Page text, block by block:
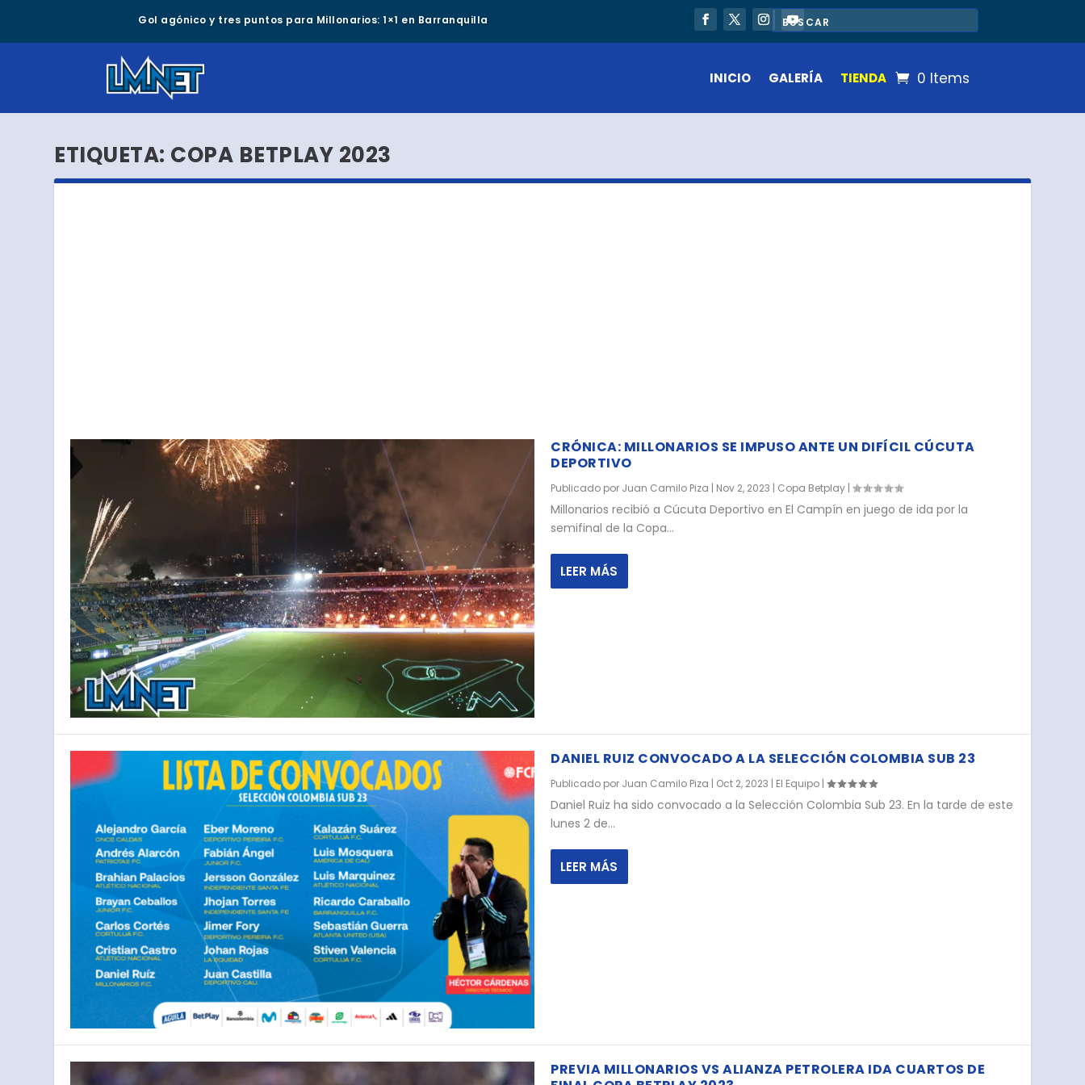
Gol agónico y tres puntos para Millonarios: 1×1 en Barranquilla
INICIO GALERÍA TIENDA 0 Items
ETIQUETA: COPA BETPLAY 2023
CRÓNICA: MILLONARIOS SE IMPUSO ANTE UN DIFÍCIL CÚCUTA
DEPORTIVO
Publicado por Juan Camilo Piza | Nov 2, 2023 | Copa Betplay |
Millonarios recibió­ a Cúcuta Deportivo en El Campí­n en juego de ida por la
semifinal de la Copa...
LEER MÁS
DANIEL RUIZ CONVOCADO A LA SELECCIÓN COLOMBIA SUB 23
Publicado por Juan Camilo Piza | Oct 2, 2023 | El Equipo |
Daniel Ruiz ha sido convocado a la Selección Colombia Sub 23. En la tarde de este
lunes 2 de...
LEER MÁS
PREVIA MILLONARIOS VS ALIANZA PETROLERA IDA CUARTOS DE